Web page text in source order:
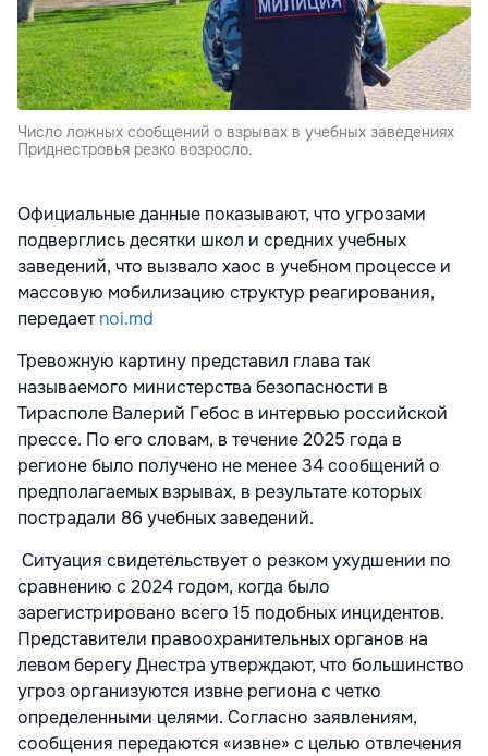
Число ложных сообщений о взрывах в учебных заведениях
Приднестровья резко возросло.
Официальные данные показывают, что угрозами
подверглись десятки школ и средних учебных
заведений, что вызвало хаос в учебном процессе и
массовую мобилизацию структур реагирования,
передаетnoi.md
Тревожную картину представил глава так
называемого министерства безопасности в
Тирасполе Валерий Гебос в интервью российской
прессе. По его словам, в течение 2025 года в
регионе было получено не менее 34 сообщений о
предполагаемых взрывах, в результате которых
пострадали 86 учебных заведений.
Ситуация свидетельствует о резком ухудшении по
сравнению с 2024 годом, когда было
зарегистрировано всего 15 подобных инцидентов.
Представители правоохранительных органов на
левом берегу Днестра утверждают, что большинство
угроз организуются извне региона с четко
определенными целями. Согласно заявлениям,
сообщения передаются «извне» с целью отвлечения